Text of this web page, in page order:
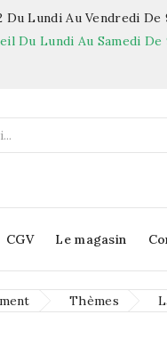
Du Lundi Au Vendredi De
Du Lundi Au Samedi
CGV Le magasin
Thèmes